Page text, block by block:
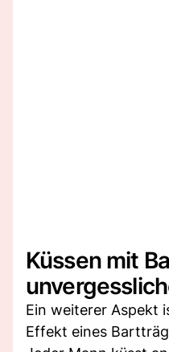
Küssen mit
Ein weiterer Aspekt
Effekt eines